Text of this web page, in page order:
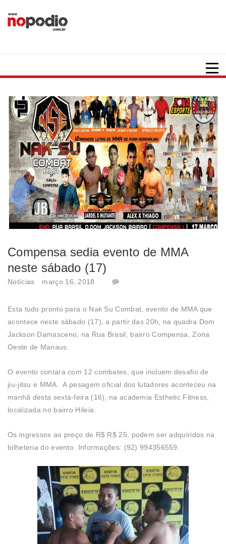
Compensa sedia evento de MMA
neste sábado (17)
Notícias março 16, 2018
Esta tudo pronto para o Nak Su Combat, evento de MMA que
acontece neste sábado (17), a partir das 20h, na quadra Dom
Jackson Damasceno, na Rua Brasil, bairro Compensa, Zona
Oeste de Manaus.
O evento contara com 12 combates, que incluem desafio de
jiu-jitsu e MMA. A pesagem oficial dos lutadores aconteceu na
manhã desta sexta-feira (16), na academia Esthetic Fitness,
localizada no bairro Hileia.
Os ingressos ao preço de R$ R$ 25, podem ser adquiridos na
bilheteria do evento. Informações: (92) 994356559.